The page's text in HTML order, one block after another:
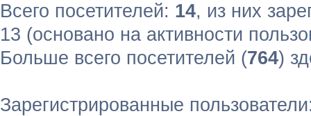
Всего посетителей: 14, из них
13 (основано на активности
Больше всего посетителей (764)
Зарегистрированные